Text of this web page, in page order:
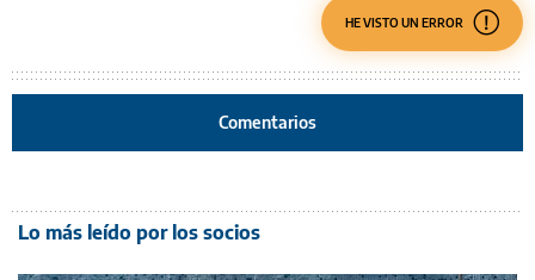
HE VISTO UN ERROR
Comentarios
Lo más leído por los socios